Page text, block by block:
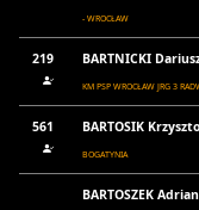
- WROCŁAW
219 BARTNICKI
KM PSP WROCŁAW JRG 3
561 BARTOSIK
BOGATYNIA
BARTOSZEK Adrian